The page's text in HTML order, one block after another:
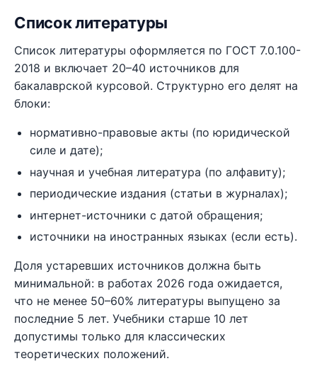
Список литературы
Список литературы оформляется по ГОСТ 7.0.100-
2018 и включает 20–40 источников для
бакалаврской курсовой. Структурно его делят на
блоки:
нормативно-правовые акты (по юридической
силе и дате);
научная и учебная литература (по алфавиту);
периодические издания (статьи в журналах);
интернет-источники с датой обращения;
источники на иностранных языках (если есть).
Доля устаревших источников должна быть
минимальной: в работах 2026 года ожидается,
что не менее 50–60% литературы выпущено за
последние 5 лет. Учебники старше 10 лет
допустимы только для классических
теоретических положений.